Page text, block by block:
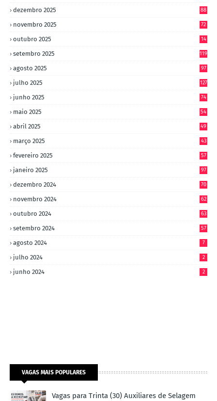
dezembro 2025 88
novembro 2025 72
outubro 2025
14
setembro 2025 119
agosto 2025 97
julho 2025 127
junho 2025 74
maio 2025 54
abril 2025 49
março 2025 43
fevereiro 2025 57
janeiro 2025 97
dezembro 2024 70
novembro 2024 62
outubro 2024 63
setembro 2024 57
agosto 2024 7
julho 2024 2
junho 2024 2
VAGAS MAIS POPULARES
Vagas para Trinta (30) Auxiliares de Selagem